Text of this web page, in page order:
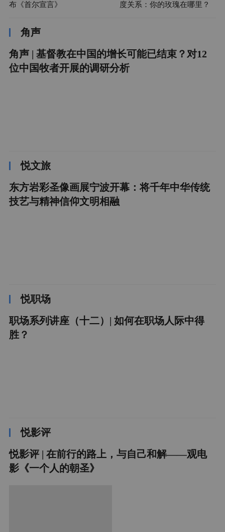
布《首尔宣言》
度关系：你的玫瑰在哪里？
角声
角声 | 基督教在中国的增长可能已结束？对12
位中国牧者开展的调研分析
悦文旅
东方岩彩圣像画展宁波开幕：将千年中华传统
技艺与精神信仰文明相融
悦职场
职场系列讲座（十二）| 如何在职场人际中得
胜？
悦影评
悦影评 | 在前行的路上，与自己和解——观电
影《一个人的朝圣》